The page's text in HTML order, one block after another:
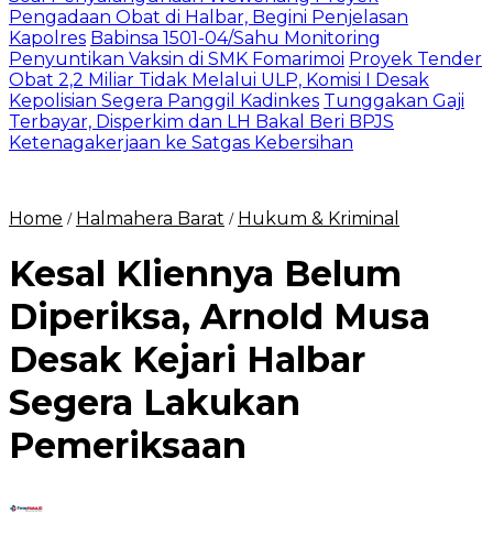
Pengadaan Obat di Halbar, Begini Penjelasan
Kapolres Babinsa 1501-04/Sahu Monitoring
Penyuntikan Vaksin di SMK Fomarimoi Proyek Tender
Obat 2,2 Miliar Tidak Melalui ULP, Komisi I Desak
Kepolisian Segera Panggil Kadinkes Tunggakan Gaji
Terbayar, Disperkim dan LH Bakal Beri BPJS
Ketenagakerjaan ke Satgas Kebersihan
Home / Halmahera Barat / Hukum & Kriminal
Kesal Kliennya Belum
Diperiksa, Arnold Musa
Desak Kejari Halbar
Segera Lakukan
Pemeriksaan